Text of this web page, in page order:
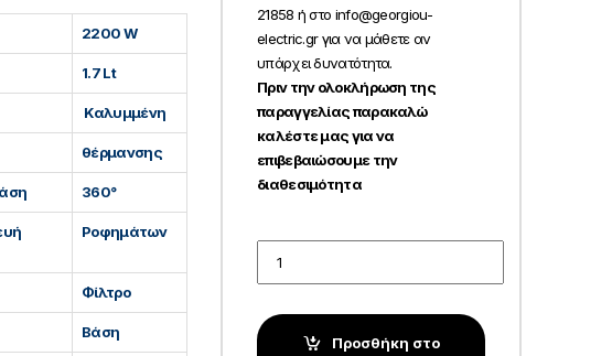
2200 W
1.7 Lt
Καλυμμένη
θέρμανσης
360°
Ροφημάτων
Φίλτρο
Βάση
21858 ή στο info@georgiou-
electric.gr για να μάθετε αν
υπάρχει δυνατότητα.
Πριν την ολοκλήρωση της
παραγγελίας παρακαλώ
καλέστε μας για να
επιβεβαιώσουμε την
διαθεσιμότητα
Προσθήκη στο